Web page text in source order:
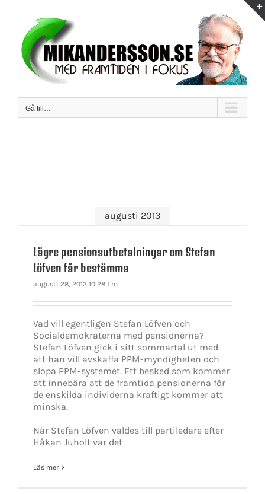
innehållet
Gå till…
augusti 2013
Lägre pensionsutbetalningar om Stefan
Löfven får bestämma
augusti 28, 2013 10:28 f m
Vad vill egentligen Stefan Löfven och
Socialdemokraterna med pensionerna?
Stefan Löfven gick i sitt sommartal ut med
att han vill avskaffa PPM-myndigheten och
slopa PPM-systemet. Ett besked som kommer
att innebära att de framtida pensionerna för
de enskilda individerna kraftigt kommer att
minska.
När Stefan Löfven valdes till partiledare efter
Håkan Juholt var det
Läs mer